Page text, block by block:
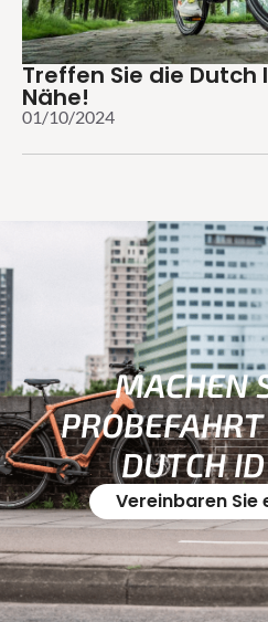
Treffen Sie die Dutch
Nähe!
01/10/2024
MACHEN
DUTCH
Vereinbaren Sie